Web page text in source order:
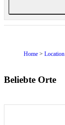
Home > Location
Beliebte Orte